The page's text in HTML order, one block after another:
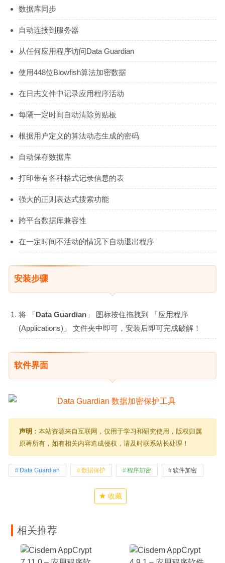
数据库同步
自动连接到服务器
从任何应用程序访问Data Guardian
使用448位Blowfish算法加密数据
在日志文件中记录应用程序活动
每隔一定时间自动清除剪贴板
根据用户定义的算法动态生成的密码
自动保存数据库
打印带有各种格式记录信息的表
强大的正则表达式搜索功能
跨平台数据库兼容性
在一定时间不活动的情况下自动退出程序
安装步骤
将 「Data Guardian 」 图标按住拖拽到 「应用程序
(Applications)」 文件夹中即可，安装后即可完成破解！
软件界面
声明： 本站资源来自互联网，仅用于学习和研究使用，版权归属
原著所有，如有相关内容造成侵权，请及时联系站长处理！
Data Guardian 数据保护 程序加密 软件加密
收藏
相关推荐